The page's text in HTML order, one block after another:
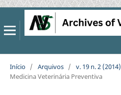
Início / Arquivos / v. 19 n. 2 (2014)
Medicina Veterinária Preventiva